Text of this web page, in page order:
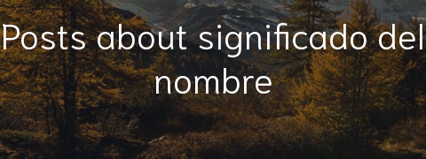
Posts about significado del
nombre